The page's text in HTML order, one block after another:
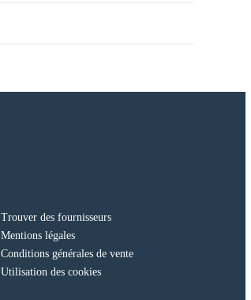
Trouver des fournisseurs
Mentions légales
Conditions générales de vente
Utilisation des cookies